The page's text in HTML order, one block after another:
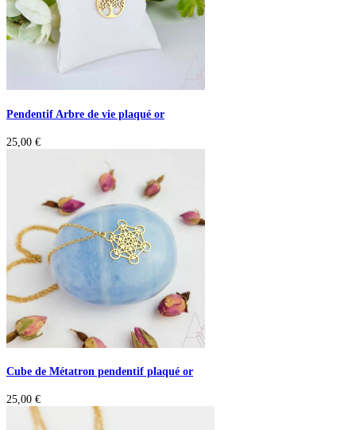
Pendentif Arbre de vie plaqué or
25,00 €
Cube de Métatron pendentif plaqué or
25,00 €